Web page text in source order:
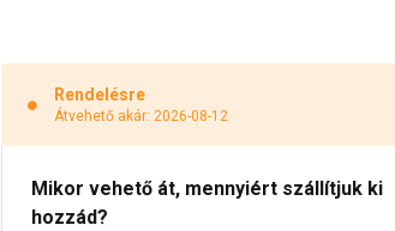
Rendelésre
Átvehető akár: 2026-08-12
Mikor vehető át, mennyiért szállítjuk ki
hozzád?